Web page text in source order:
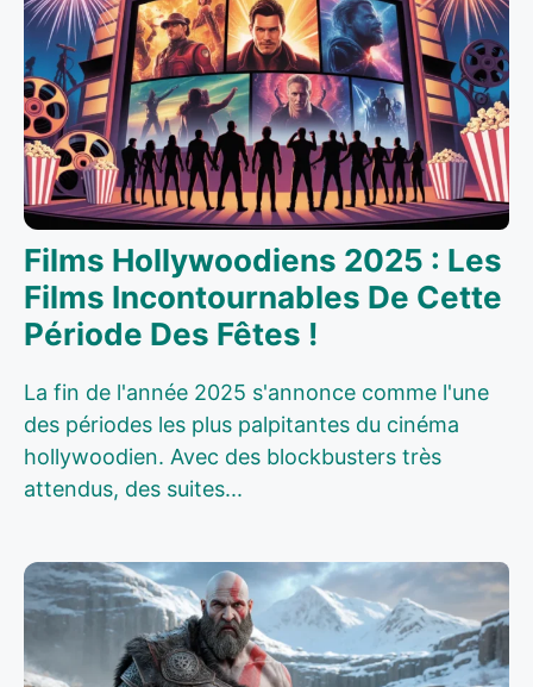
Films Hollywoodiens 2025 : Les
Films Incontournables De Cette
Période Des Fêtes !
La fin de l'année 2025 s'annonce comme l'une
des périodes les plus palpitantes du cinéma
hollywoodien. Avec des blockbusters très
attendus, des suites...